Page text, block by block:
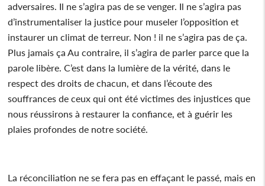
adversaires. Il ne s’agira pas de se venger. Il ne s’agira pas
d’instrumentaliser la justice pour museler l’opposition et
instaurer un climat de terreur. Non ! il ne s’agira pas de ça.
Plus jamais ça Au contraire, il s’agira de parler parce que la
parole libère. C’est dans la lumière de la vérité, dans le
respect des droits de chacun, et dans l’écoute des
souffrances de ceux qui ont été victimes des injustices que
nous réussirons à restaurer la confiance, et à guérir les
plaies profondes de notre société.
La réconciliation ne se fera pas en effaçant le passé, mais en